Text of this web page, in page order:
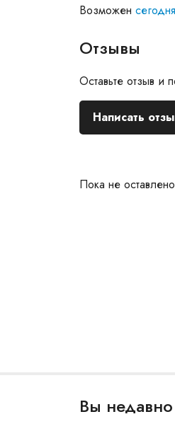
Возможен сегодня
Отзывы
Оставьте отзыв и
Написать
Пока не
Вы